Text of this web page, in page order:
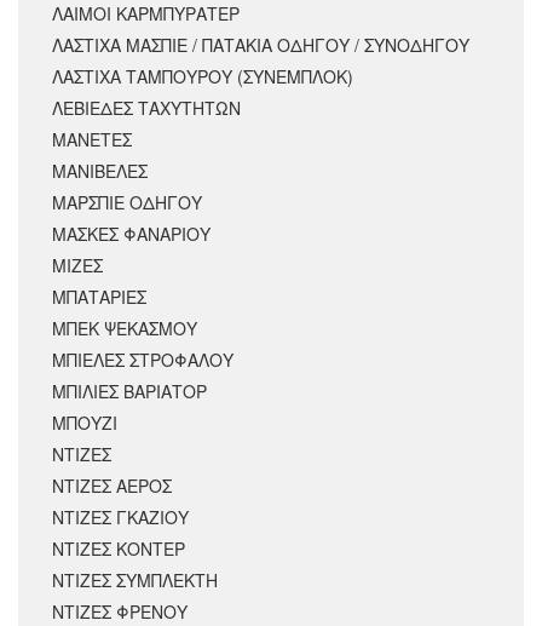
ΛΑΙΜΟΙ ΚΑΡΜΠΥΡΑΤΕΡ
ΛΑΣΤΙΧΑ ΜΑΣΠΙΕ / ΠΑΤΑΚΙΑ ΟΔΗΓΟΥ / ΣΥΝΟΔΗΓΟΥ
ΛΑΣΤΙΧΑ ΤΑΜΠΟΥΡΟΥ (ΣΥΝΕΜΠΛΟΚ)
ΛΕΒΙΕΔΕΣ ΤΑΧΥΤΗΤΩΝ
ΜΑΝΕΤΕΣ
ΜΑΝΙΒΕΛΕΣ
ΜΑΡΣΠΙΕ ΟΔΗΓΟΥ
ΜΑΣΚΕΣ ΦΑΝΑΡΙΟΥ
ΜΙΖΕΣ
ΜΠΑΤΑΡΙΕΣ
ΜΠΕΚ ΨΕΚΑΣΜΟΥ
ΜΠΙΕΛΕΣ ΣΤΡΟΦΑΛΟΥ
ΜΠΙΛΙΕΣ ΒΑΡΙΑΤΟΡ
ΜΠΟΥΖΙ
ΝΤΙΖΕΣ
ΝΤΙΖΕΣ ΑΕΡΟΣ
ΝΤΙΖΕΣ ΓΚΑΖΙΟΥ
ΝΤΙΖΕΣ ΚΟΝΤΕΡ
ΝΤΙΖΕΣ ΣΥΜΠΛΕΚΤΗ
ΝΤΙΖΕΣ ΦΡΕΝΟΥ